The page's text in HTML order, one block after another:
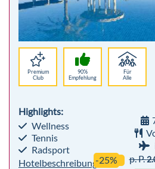
Premium
Club
90%
Empfehlung
Für
Alle
Highlights:
Wellness
Tennis
Radsport
Hotelbeschreibung-25%
p. P.